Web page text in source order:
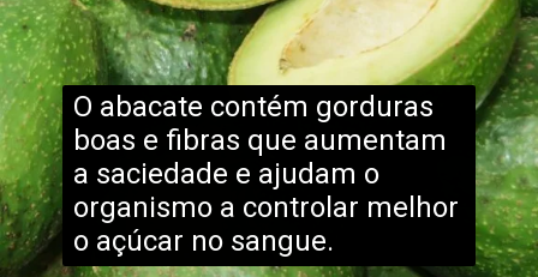
O abacate contém gorduras
boas e fibras que aumentam
a saciedade e ajudam o
organismo a controlar melhor
o açúcar no sangue.